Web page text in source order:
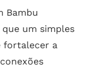
Bambu
um simples
fortalecer a